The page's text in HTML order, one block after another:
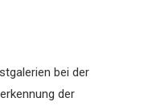
bei der
der